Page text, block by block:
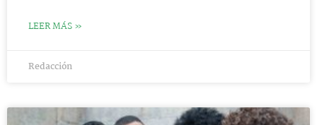
LEER MÁS »
Redacción